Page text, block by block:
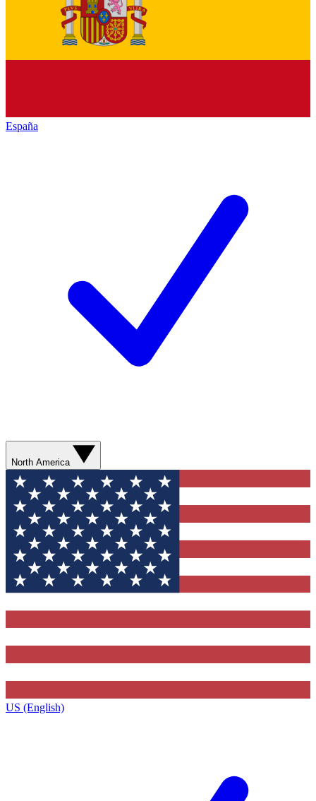
España
North America
US (English)